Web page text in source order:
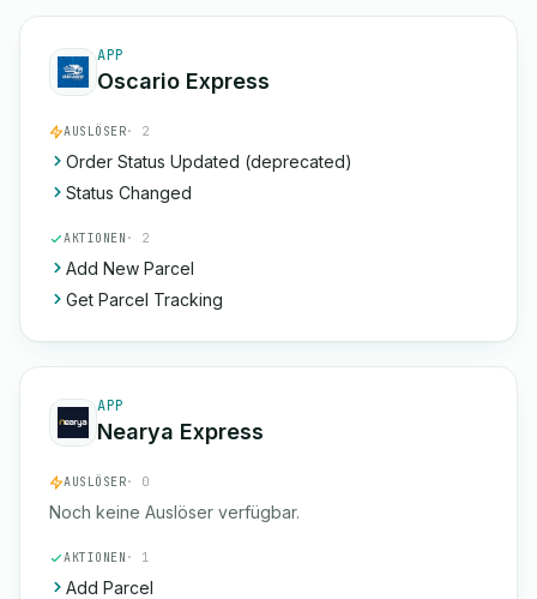
APP
Oscario Express
AUSLÖSER· 2
Order Status Updated (deprecated)
Status Changed
AKTIONEN · 2
Add New Parcel
Get Parcel Tracking
APP
Nearya Express
AUSLÖSER· 0
Noch keine Auslöser verfügbar.
AKTIONEN · 1
Add Parcel